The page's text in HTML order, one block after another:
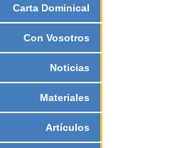
Carta Dominical
Con Vosotros
Noticias
Materiales
Artículos